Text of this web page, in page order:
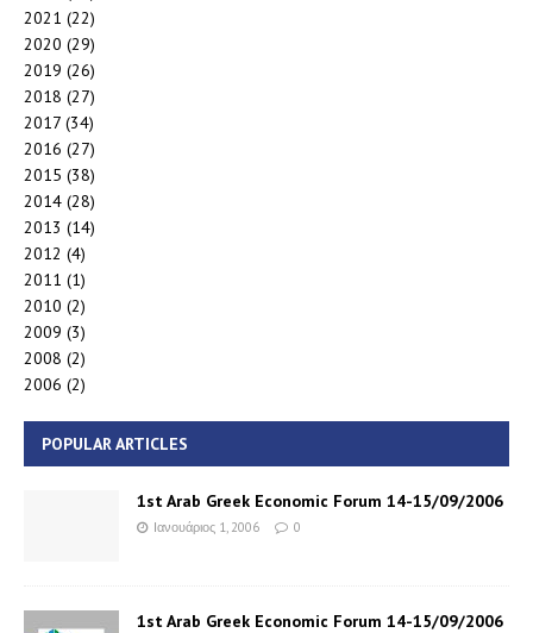
2021 (22)
2020 (29)
2019 (26)
2018 (27)
2017 (34)
2016 (27)
2015 (38)
2014 (28)
2013 (14)
2012 (4)
2011 (1)
2010 (2)
2009 (3)
2008 (2)
2006 (2)
POPULAR ARTICLES
1st Arab Greek Economic Forum 14-15/09/2006
Ιανουάριος 1, 2006 0
1st Arab Greek Economic Forum 14-15/09/2006